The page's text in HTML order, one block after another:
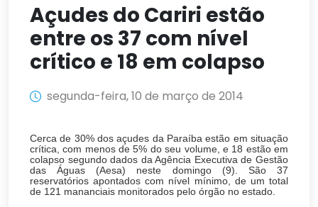
Açudes do Cariri estão
entre os 37 com nível
crítico e 18 em colapso
segunda-feira, 10 de março de 2014
Cerca de 30% dos açudes da Paraíba estão em situação
crítica, com menos de 5% do seu volume, e 18 estão em
colapso segundo dados da Agência Executiva de Gestão
das Águas (Aesa) neste domingo (9). São 37
reservatórios apontados com nível mínimo, de um total
de 121 mananciais monitorados pelo órgão no estado.